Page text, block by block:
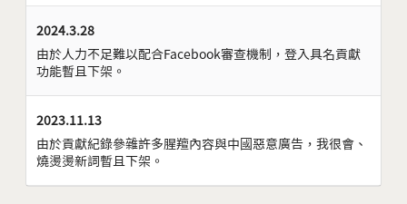
2024.3.28
由於人力不足難以配合Facebook審查機制，登入具名貢獻
功能暫且下架。
2023.11.13
由於貢獻紀錄參雜許多腥羶內容與中國惡意廣告，我很會、
燒燙燙新詞暫且下架。